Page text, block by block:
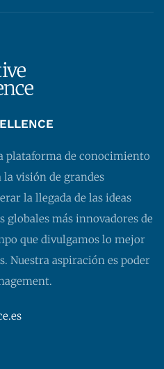
plataforma de conocimiento
visión de grandes
la llegada de las ideas
globales más innovadores de
que divulgamos lo mejor
Nuestra aspiración es poder